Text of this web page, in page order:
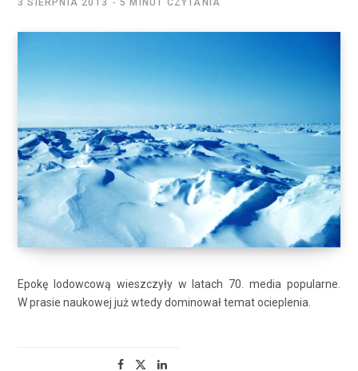
Epokę lodowcową wieszczyły w latach 70. media popularne.
W prasie naukowej już wtedy dominował temat ocieplenia.